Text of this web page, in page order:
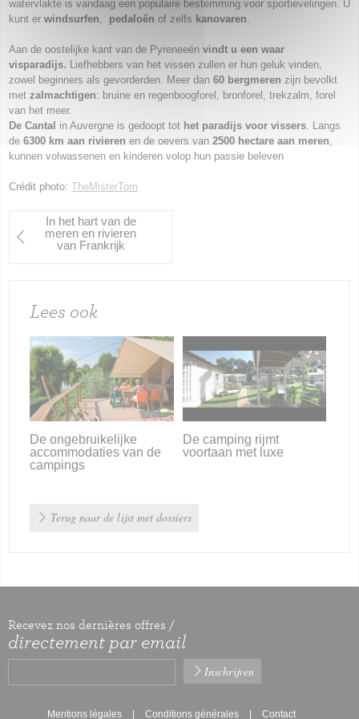
watervlakte is vandaag een populaire bestemming voor sportievelingen. U
kunt er windsurfen, pedaloën of zelfs kanovaren.
Aan de oostelijke kant van de Pyreneeën vindt u een waar
visparadijs. Liefhebbers van het vissen zullen er hun geluk vinden,
zowel beginners als gevorderden. Meer dan 60 bergmeren zijn bevolkt
met zalmachtigen: bruine en regenboogforel, bronforel, trekzalm, forel
van het meer.
De Cantal in Auvergne is gedoopt tot het paradijs voor vissers. Langs
de 6300 km aan rivieren en de oevers van 2500 hectare aan meren,
kunnen volwassenen en kinderen volop hun passie beleven
Crédit photo: TheMisterTom
In het hart van de
meren en rivieren
van Frankrijk
Lees ook
De ongebruikelijke
accommodaties van de
campings
De camping rijmt
voortaan met luxe
Terug naar de lijst met dossiers
Recevez nos dernières offres /
directement par email
Mentions légales Conditions générales Contact